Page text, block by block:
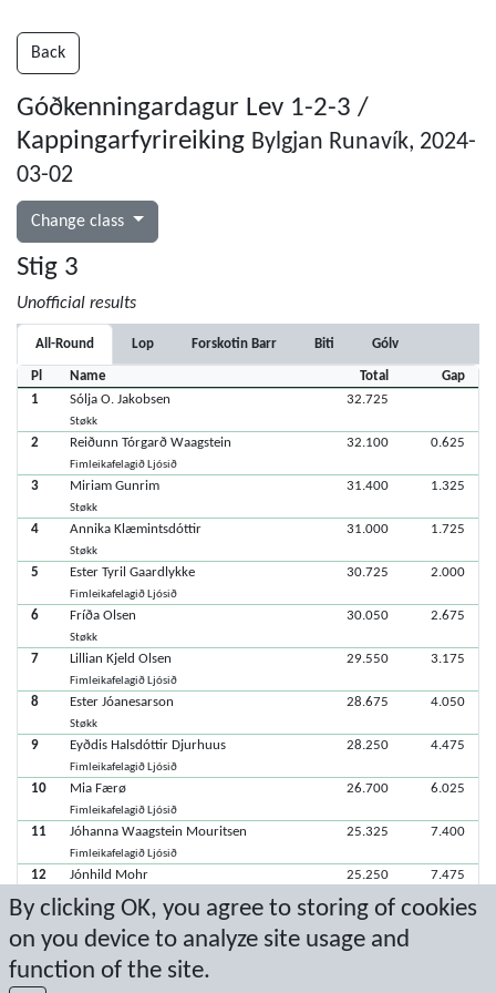
By clicking OK, you agree to storing of cookies
on you device to analyze site usage and
function of the site.
Back
Góðkenningardagur Lev 1-2-3 /
Kappingarfyrireiking Bylgjan Runavík, 2024-
03-02
Change class
Stig 3
Unofficial results
All-Round Lop Forskotin Barr Biti Gólv
Pl Name Total
Gap
1
Sólja O. Jakobsen
Støkk
32.725
2 Reiðunn Tórgarð Waagstein
Fimleikafelagið Ljósið
32.100 0.625
3 Miriam Gunrim
Støkk
31.400 1.325
4 Annika Klæmintsdóttir
Støkk
31.000 1.725
5 Ester Tyril Gaardlykke
Fimleikafelagið Ljósið
30.725 2.000
6 Fríða Olsen
Støkk
30.050 2.675
7 Lillian Kjeld Olsen
Fimleikafelagið Ljósið
29.550 3.175
8 Ester Jóanesarson
Støkk
28.675 4.050
9 Eyðdis Halsdóttir Djurhuus
Fimleikafelagið Ljósið
28.250 4.475
10 Mia Færø
Fimleikafelagið Ljósið
26.700 6.025
11 Jóhanna Waagstein Mouritsen
Fimleikafelagið Ljósið
25.325 7.400
12 Jónhild Mohr
Støkk
25.250 7.475
13 Vilhelmina Roadóttir
Fimleikafelagið Ljósið
21.350 11.375